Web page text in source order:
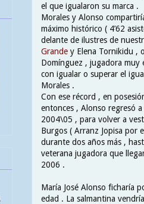
el que igualaron su marca .
Morales y Alonso
máximo histórico ( 4’62
delante de ilustres de
Grande y Elena Tornikidu ,
Domínguez , jugadora muy
con igualar o superar el
Morales .
Con ese récord , en
entonces , Alonso regresó
2004\05 , para volver a
Burgos ( Arranz Jopisa por
durante dos años más ,
veterana jugadora que
2006 .
María José Alonso ficharía
edad . La salmantina